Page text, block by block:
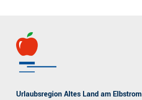
Urlaubsregion Altes Land am Elbstrom